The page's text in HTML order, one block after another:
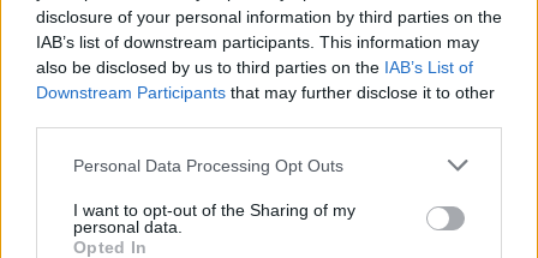
disclosure of your personal information by third parties on the
IAB’s list of downstream participants. This information may
also be disclosed by us to third parties on the IAB’s List of
Downstream Participants that may further disclose it to other
Personal Data Processing Opt Outs
I want to opt-out of the Sharing of my
personal data.
Opted In
πρόκριση
13/05/2025
Απόψε στις 22.00 ώρα Ελλάδος θα απολαύσουμε απευθείας από
την Βασιλεία της Ελβετίας τον Α’ Hμιτελικό του 69ου διαγωνισμού
τηλεοπτικά από την ΕΡΤ1, ραδιοφωνικά από το Δεύτερο
Πρόγραμμα 103,7, ενώ, για πρώτη φορά...